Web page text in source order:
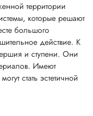
территории
которые решают
большого
действие. К
и ступени. Они
Имеют
стать эстетичной